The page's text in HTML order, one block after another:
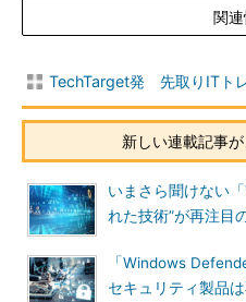
関
TechTarget発 先取りITト
新しい連載記事
いまさら聞けない
れた技術”が再注目
「Windows
セキュリティ製品